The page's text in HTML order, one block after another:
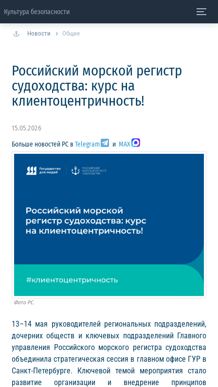
Культура безопасности
Новости Общие
Российский морской регистр
судоходства: курс на
клиентоцентричность!
15.05.2026
Больше новостей РС в Telegram и MAX
Фото РС.
13–14 мая руководителей региональных подразделений,
дочерних обществ и ключевых подразделений Главного
управления Российского морского регистра судоходства
объединила стратегическая сессия в главном офисе ГУР в
Санкт-Петербурге. Ключевой темой мероприятия стало
развитие организации и внедрение принципов